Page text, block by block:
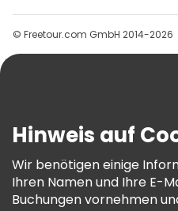
Gruppen
Hilfe
AGB Und Rechtliches
Cookie-Richtlinie
Freetour Auszeichnungen
© Freetour.com GmbH 2014-2026
Hinweis auf
Wir benötigen einige
Ihren Namen und Ihre E-
Buchungen vornehmen